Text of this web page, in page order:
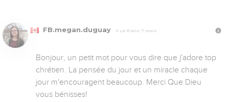
FB.megan.duguay Il y a 10 ans, 7 mois
Bonjour, un petit mot pour vous dire que j'adore top
chrétien. La pensée du jour et un miracle chaque
jour m'encouragent beaucoup. Merci Que Dieu
vous bénisses!